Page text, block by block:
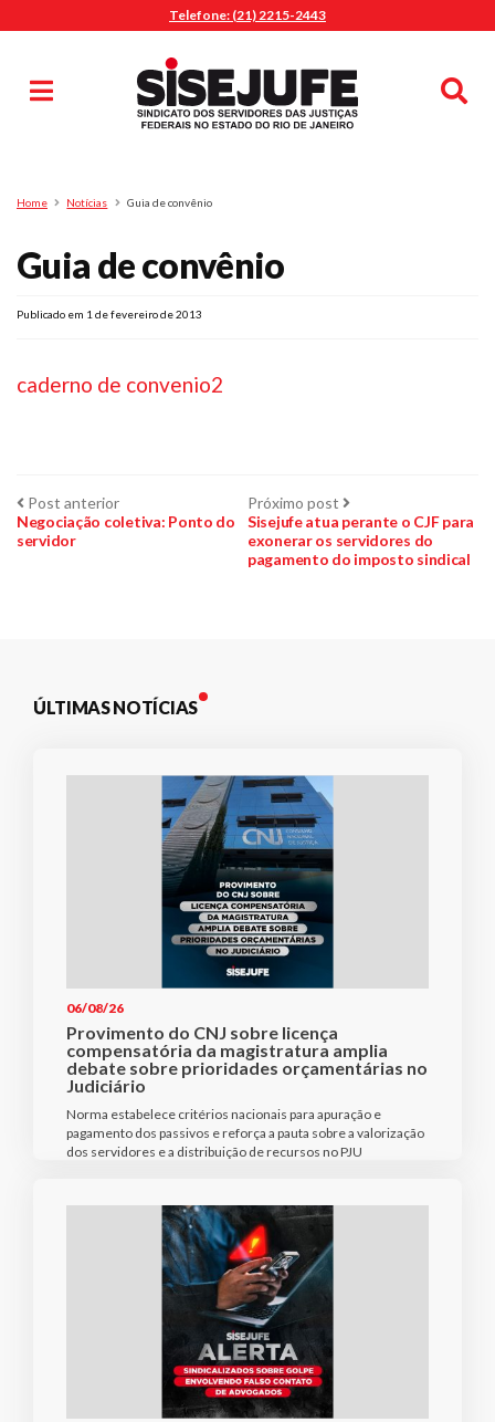
Telefone: (21) 2215-2443
Pesquisa
Home Notícias Guia de convênio
Guia de convênio
Publicado em 1 de fevereiro de 2013
caderno de convenio2
Navegação
de
Post anteriorPost
anterior:
Negociação coletiva: Ponto do
servidor
Próximo post Próximo
post:
Sisejufe atua perante o CJF para
exonerar os servidores do
pagamento do imposto sindical
ÚLTIMAS NOTÍCIAS
06/08/26
Provimento do CNJ sobre licença
compensatória da magistratura amplia
debate sobre prioridades orçamentárias no
Judiciário
Norma estabelece critérios nacionais para apuração e
pagamento dos passivos e reforça a pauta sobre a valorização
dos servidores e a distribuição de recursos no PJU
MENU
Sindicalize-se
Diretoria
O Sindicato
Agenda
Sede Campestre
Plano de Saúde
Assistência Funeral